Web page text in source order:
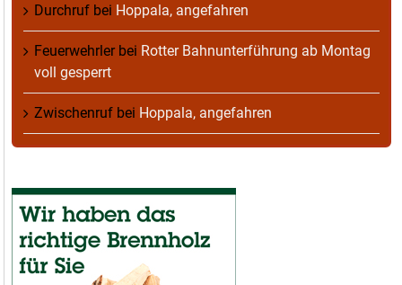
Durchruf bei Hoppala, angefahren
Feuerwehrlerbei Rotter Bahnunterführung ab Montag
voll gesperrt
Zwischenruf bei Hoppala, angefahren